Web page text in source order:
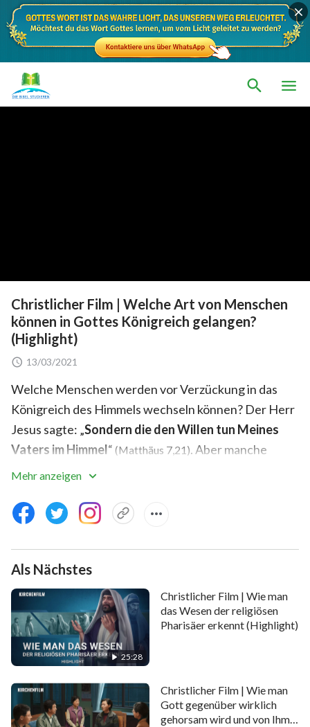
Christlicher Film | Welche Art von Menschen
können in Gottes Königreich gelangen?
(Highlight)
13/03/2021
Welche Menschen werden vor Verzückung in das
Königreich des Himmels wechseln können? Der Herr
Jesus sagte: „Sondern die den Willen tun Meines
Vaters im Himmel“ (Matthäus 7,21). Aber manche
Menschen glauben, dass solange wie sie sich an den
arbeiten, das Kreuz tragen und für den Herrn leiden,
es bedeutet, dass sie den Willen des Heiligen Vaters
tun. Sie glauben, wenn wir auf diese Weise auf die
Wiederkunft des Herrn warten, wir entrückt werden
könnten und das Königreich des Himmels betreten.
Stimmt eine solche Ansicht mit den Anforderungen
des Herrn überein? Dieser Clip zeigt dir die Antwort.
Mehr anzeigen
Als Nächstes
25:28
Christlicher Film | Wie man
das Wesen der religiösen
Pharisäer erkennt (Highlight)
Christlicher Film | Wie man
Gott gegenüber wirklich
gehorsam wird und von Ihm